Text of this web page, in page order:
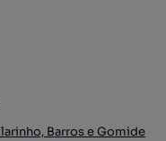
Barros e Gomide